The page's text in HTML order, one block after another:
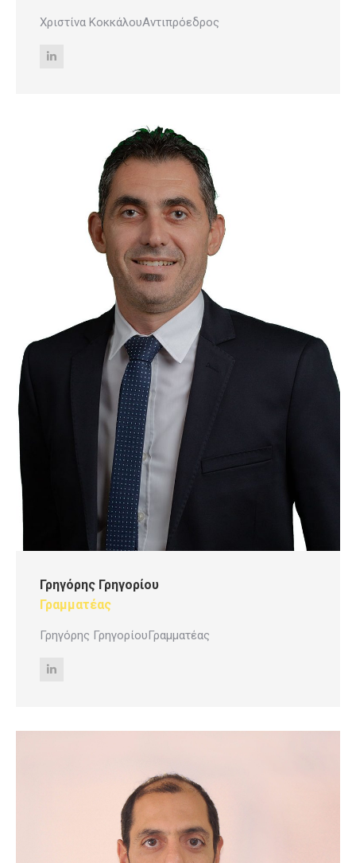
Χριστίνα ΚοκκάλουΑντιπρόεδρος
Linkedin
Γρηγόρης Γρηγορίου
Γραμματέας
Γρηγόρης ΓρηγορίουΓραμματέας
Linkedin